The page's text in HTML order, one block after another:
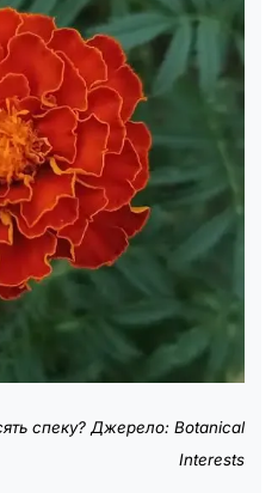
спеку? Джерело: Botanical
Interests